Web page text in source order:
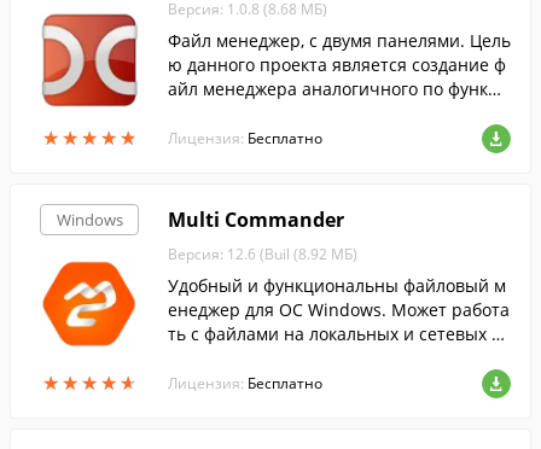
★★★★★
★★★★★
Версия: 1.0.8 (8.68 МБ)
Файл менеджер, с двумя панелями. Цель
ю данного проекта является создание ф
айл менеджера аналогичного по функци
имого с его плагинами.
Лицензия: Бесплатно
Windows
★★★★★
★★★★★
Multi Commander
Версия: 12.6 (Buil (8.92 МБ)
Удобный и функциональны файловый м
енеджер для ОС Windows. Может работа
ть с файлами на локальных и сетевых д
е.
Лицензия: Бесплатно